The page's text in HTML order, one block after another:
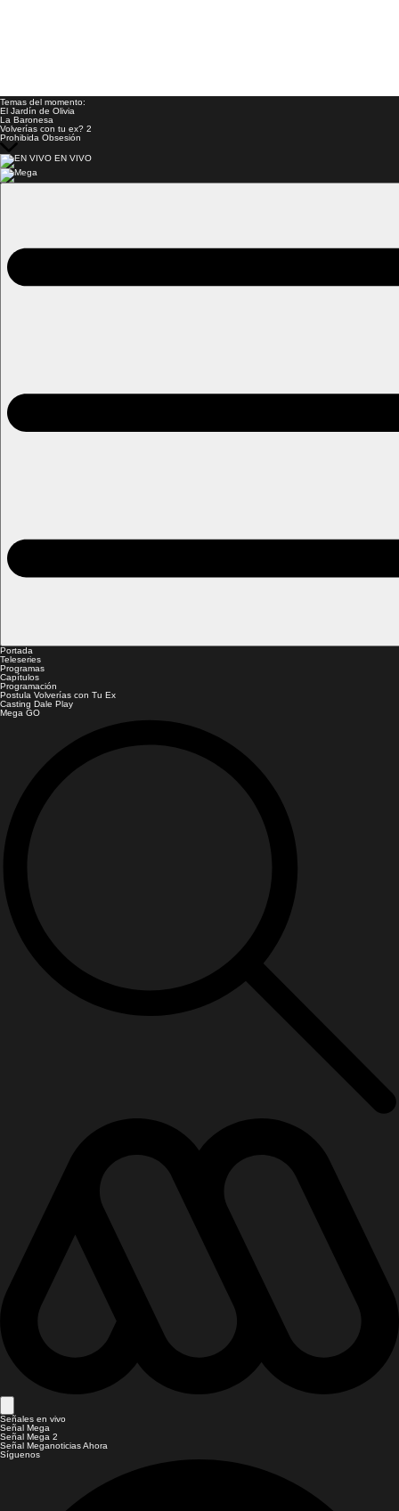
Temas del momento:
El Jardín de Olivia
La Baronesa
Volverías con tu ex? 2
Prohibida Obsesión
EN VIVO
Portada
Teleseries
Programas
Capítulos
Programación
Postula Volverías con Tu Ex
Casting Dale Play
Mega GO
Señales en vivo
Señal Mega
Señal Mega 2
Señal Meganoticias Ahora
Síguenos